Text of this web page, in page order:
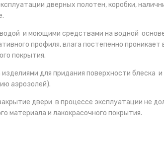
дверных полотен, коробки,
и моющими средствами на водной
профиля, влага постепенно
покрытия.
изделиями для придания поверхности блеска
аэрозолей).
двери в процессе эксплуатации не
материала и лакокрасочного покрытия.